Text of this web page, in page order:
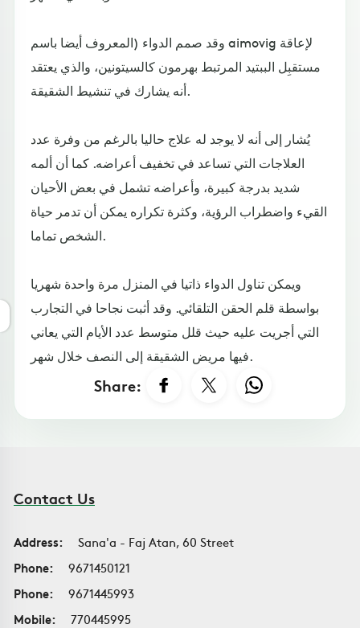
وقد صمم الدواء (المعروف أيضا باسم aimovig لإعاقة
مستقبِل الببتيد المرتبط بهرمون كالسيتونين، والذي يعتقد
أنه يشارك في تنشيط الشقيقة.
يُشار إلى أنه لا يوجد له علاج حاليا بالرغم من وفرة عدد
العلاجات التي تساعد في تخفيف أعراضه. كما أن ألمه
شديد بدرجة كبيرة، وأعراضه تشمل في بعض الأحيان
القيء واضطراب الرؤية، وكثرة تكراره يمكن أن تدمر حياة
الشخص تماما.
ويمكن تناول الدواء ذاتيا في المنزل مرة واحدة شهريا
بواسطة قلم الحقن التلقائي. وقد أثبت نجاحا في التجارب
التي أجريت عليه حيث قلل متوسط عدد الأيام التي يعاني
فيها مريض الشقيقة إلى النصف خلال شهر.
Share:
Contact Us
Address:
Sana'a - Faj Atan, 60 Street
Phone:
9671450121
Phone:
9671445993
Mobile:
770445995